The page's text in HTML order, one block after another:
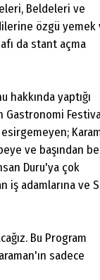
Beldeleri ve
özgü yemek
da stant açma
hakkında yaptığı
Gastronomi
ve başından
Duru'ya çok
iş adamlarına ve
Bu Program
sadece